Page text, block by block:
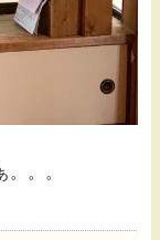
。。